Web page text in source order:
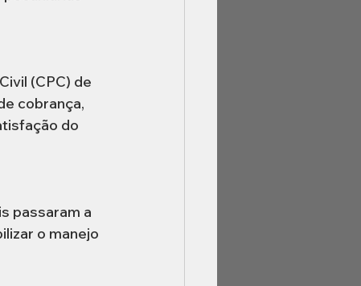
(CPC) de
cobrança,
do
passaram a
o manejo